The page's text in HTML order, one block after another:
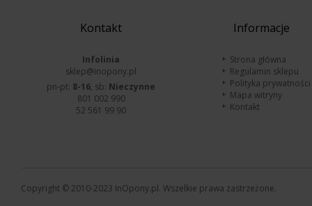
Kontakt
Infolinia
sklep@inopony.pl
pn-pt: 8-16, sb: Nieczynne
801 002 990
52 561 99 90
Informacje
Strona główna
Regulamin sklepu
Polityka prywatności
Mapa witryny
Kontakt
Copyright © 2010-2023 InOpony.pl. Wszelkie prawa zastrzeżone.